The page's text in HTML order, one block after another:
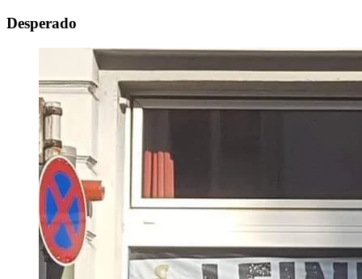
Desperado